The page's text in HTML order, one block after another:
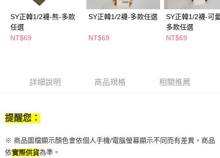
※ 交易是否成功請以「AFTEE先享後付 」之結帳頁面顯示為準，若有關於
是否繳費成功／繳費後需取消欲退款等相關疑問，請聯繫「AFTEE先享後付
客戶支援中心」https://netprotections.freshdesk.com/support/home
【注意事項】
https://aftee.tw/terms/#terms3
４．使用「AFTEE先享後付」時，將依據個別帳號之用戶狀況，依本公司即
請求用戶進行身份認證。
５．嚴禁一人註冊多個帳號或使用他人資訊註冊。若發現惡意使用之情形，
恩沛科技股份有限公司將有權停止該用戶之使用額度並採取法律行動。
付款後萊爾富取貨
每筆NT$65，滿NT$490(含以上)免運費
7-11取貨付款
每筆NT$65，滿NT$490(含以上)免運費
每筆NT$100，滿NT$790(含以上)免運費
每筆NT$80，滿NT$290(含以上)免運費
SY正韓1/2襪-熊-多款
任選
NT$69
SY正韓1/2襪-多款任選
NT$69
SY正韓1/2襪-可
多款任選
NT$69
詳細說明 商品規格 相關推薦
提醒您：
※ 商品圖檔顯示顏色會依個人手機/電腦螢幕顯示不同而有差異，商品
依實際供貨為準。